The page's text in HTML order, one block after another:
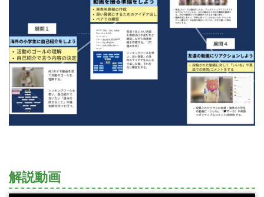
解説動画